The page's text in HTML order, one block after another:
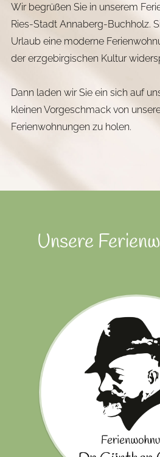
Wir begrüßen Sie in unserem
Ries-Stadt Annaberg-Buchholz.
Urlaub eine moderne
der erzgebirgischen Kultur
Dann laden wir Sie ein sich auf
kleinen Vorgeschmack von
Ferienwohnungen zu holen.
Unsere